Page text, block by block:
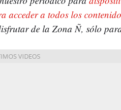
acceder a todos los
de la Zona Ñ, sólo